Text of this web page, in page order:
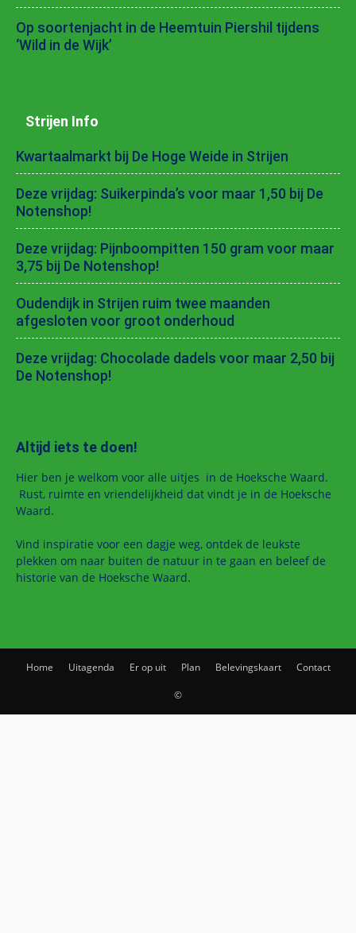
Op soortenjacht in de Heemtuin Piershil tijdens
‘Wild in de Wijk’
Strijen Info
Kwartaalmarkt bij De Hoge Weide in Strijen
Deze vrijdag: Suikerpinda’s voor maar 1,50 bij De
Notenshop!
Deze vrijdag: Pijnboompitten 150 gram voor maar
3,75 bij De Notenshop!
Oudendijk in Strijen ruim twee maanden
afgesloten voor groot onderhoud
Deze vrijdag: Chocolade dadels voor maar 2,50 bij
De Notenshop!
Altijd iets te doen!
Hier ben je welkom voor alle uitjes in de Hoeksche Waard.
Rust, ruimte en vriendelijkheid dat vindt je in de Hoeksche
Waard.
Vind inspiratie voor een dagje weg, ontdek de leukste
plekken om naar buiten de natuur in te gaan en beleef de
historie van de Hoeksche Waard.
Home Uitagenda Er op uit Plan Belevingskaart Contact
©